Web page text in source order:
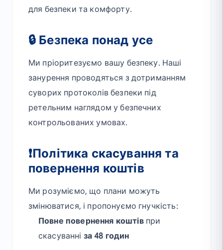
для безпеки та комфорту.
🔒 Безпека понад усе
Ми пріоритезуємо вашу безпеку. Наші
занурення проводяться з дотриманням
суворих протоколів безпеки під
ретельним наглядом у безпечних
контрольованих умовах.
❗Політика скасування та
повернення коштів
Ми розуміємо, що плани можуть
змінюватися, і пропонуємо гнучкість:
Повне повернення коштівпри
скасуванні за 48 годин